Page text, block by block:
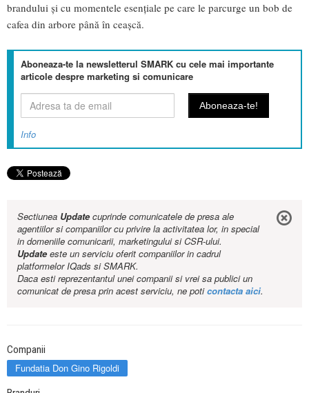
brandului și cu momentele esențiale pe care le parcurge un bob de
cafea din arbore până în ceașcă.
Aboneaza-te la newsletterul SMARK cu cele mai importante
articole despre marketing si comunicare
Info
Sectiunea Updatecuprinde comunicatele de presa ale
agentiilor si companiilor cu privire la activitatea lor, in special
in domeniile comunicarii, marketingului si CSR-ului.
Updateeste un serviciu oferit companiilor in cadrul
platformelor IQads si SMARK.
Daca esti reprezentantul unei companii si vrei sa publici un
comunicat de presa prin acest serviciu, ne poticontacta aici.
Companii
Fundatia Don Gino Rigoldi